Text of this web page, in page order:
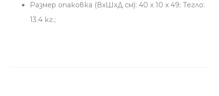
Размер опаковка (ВхШхД см): 40 x 10 x 49; Тегло:
13.4 кг.;